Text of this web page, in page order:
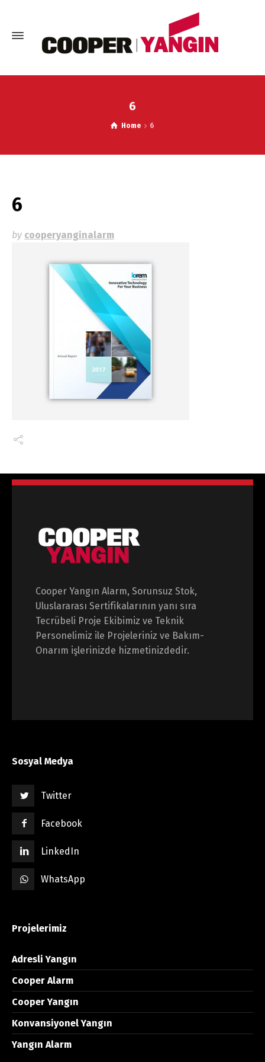
6
Home 6
6
by cooperyanginalarm
Cooper Yangın Alarm, Sorunsuz Stok,
Uluslararası Sertifikalarının yanı sıra
Tecrübeli Proje Ekibimiz ve Teknik
Personelimiz ile Projeleriniz ve Bakım-
Onarım işlerinizde hizmetinizdedir.
Sosyal Medya
Twitter
Facebook
LinkedIn
WhatsApp
Projelerimiz
Adresli Yangın
Cooper Alarm
Cooper Yangın
Konvansiyonel Yangın
Yangın Alarm